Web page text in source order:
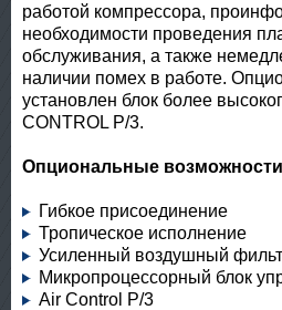
работой компрессора,
необходимости проведения
обслуживания, а также
наличии помех в работе.
установлен блок более
CONTROL P/3.
Опциональные возможности
Гибкое присоединение
Тропическое исполнение
Усиленный воздушный
Микропроцессорный блок
Air Control P/3